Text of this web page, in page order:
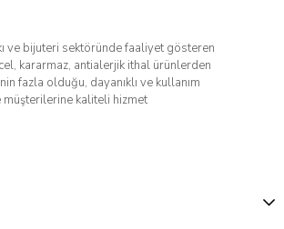
ve bijuteri sektöründe faaliyet gösteren
kararmaz, antialerjik ithal ürünlerden
fazla olduğu, dayanıklı ve kullanım
kaliteli hizmet